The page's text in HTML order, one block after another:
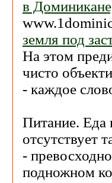
в
земля под
На этом
чисто
- каждое
Питание. Еда
отсутствует
-
подножном